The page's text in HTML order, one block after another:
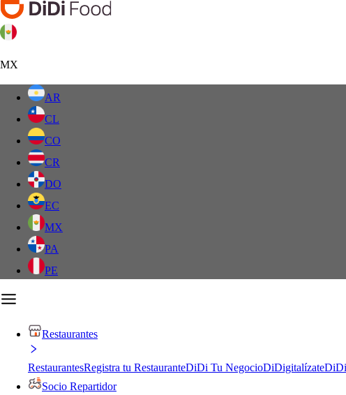
MX
AR
CL
CO
CR
DO
EC
MX
PA
PE
Restaurantes
RestaurantesRegistra tu RestauranteDiDi Tu NegocioDiDigitalízate
Socio Repartidor